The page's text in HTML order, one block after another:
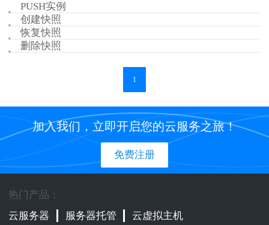
PUSH实例
创建快照
恢复快照
删除快照
1
加入我们，立即开启您的云服务之旅！
免费注册
热门产品：
云服务器
服务器托管 云虚拟主机